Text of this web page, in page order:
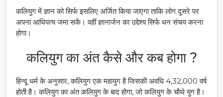
कलियुग में ज्ञान को सिर्फ इसलिए अर्जित किया जाएगा ताकि लोग दूसरे पर
अपना आधिपत्य जमा सकें। वहीं ज्ञानार्जन का उद्देश्य सिर्फ धन संचय करना
होगा।
कलियुग का अंत कैसे और कब होगा ?
हिन्दू धर्म के अनुसार, कलियुग एक महायुग है जिसकी अवधि 4,32,000 वर्ष
होती है। कलियुग का अंत कलियुग के बाद होगा, जो कलियुग के चौथे युग है।